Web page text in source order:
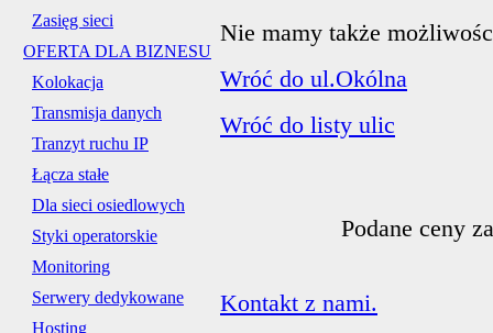
Zasięg sieci
OFERTA DLA BIZNESU
Kolokacja
Transmisja danych
Tranzyt ruchu IP
Łącza stałe
Dla sieci osiedlowych
Styki operatorskie
Monitoring
Serwery dedykowane
Hosting
Nie mamy także
Wróć do ul.Okólna
Wróć do listy ulic
Podane ceny
Kontakt z nami.